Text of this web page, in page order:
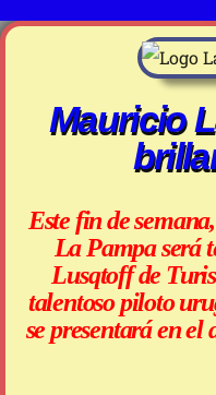
Mauricio
Este fin de
La Pampa será
Lusqtoff de
talentoso piloto
se presentará en